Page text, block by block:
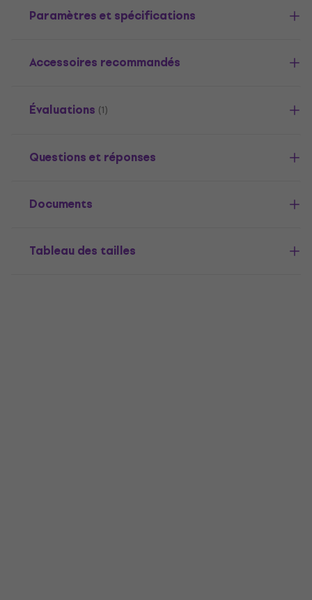
Paramètres et spécifications
Accessoires recommandés
Évaluations (1)
Questions et réponses
Documents
Tableau des tailles